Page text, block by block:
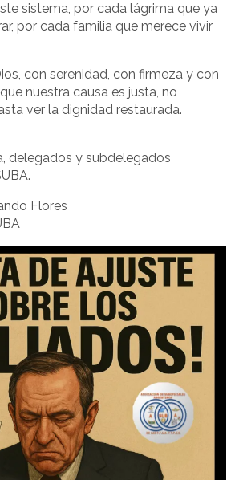
sistema, por cada lágrima que ya
por cada familia que merece vivir
con serenidad, con firmeza y con
nuestra causa es justa, no
ver la dignidad restaurada.
delegados y subdelegados
Flores